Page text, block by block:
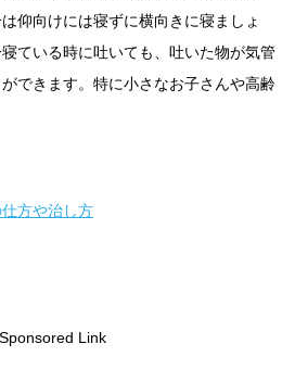
仰向けには寝ずに横向きに寝ましょ
ている時に吐いても、吐いた物が気管
できます。特に小さなお子さんや高齢
方や治し方
Sponsored Link